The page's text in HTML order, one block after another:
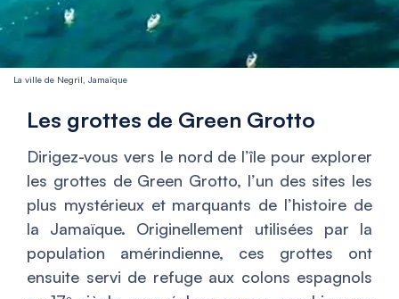
La ville de Negril, Jamaïque
Les grottes de Green Grotto
Dirigez-vous vers le nord de l’île pour explorer
les grottes de Green Grotto, l’un des sites les
plus mystérieux et marquants de l’histoire de
la Jamaïque. Originellement utilisées par la
population amérindienne, ces grottes ont
ensuite servi de refuge aux colons espagnols